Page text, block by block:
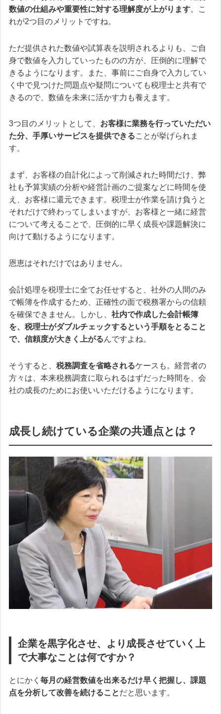
数値の仕組みや重要性に対する理解度が上がり ます。こ
れが2つ目のメリットですね。
ただ提供された数値や試算表を説明されるよりも、ご自
身で数値を入力していったものの方が、圧倒的に理解で
きるようになります。また、事前にご自身で入力してい
く中で見つけた問題点や疑問についても税理士と共有で
きるので、数値を未来に活かす力も養えます。
3つ目のメリットとして、 お客様に業務を行っていただい
た分、手厚いサービスを提供できることが挙げられま
す。
まず、お客様の自計化によって削減された時間だけ、弊
社も予算実績の分析や経営計画のご提案などに時間を使
え、お客様に還元できます。税理士が作業を請け負うと
それだけで終わってしまいますが、お客様と一緒に経営
について考えることで、圧倒的に早く成長や課題解決に
向けて動けるようになります。
恩恵はそれだけではありません。
会計処理を税理士に全てお任せすると、社外の人間のみ
で帳簿を作成するため、正確性の面で税務署からの信頼
を確保できません。しかし、 社内で作成した会計帳簿
を、税理士がダブルチェックするという手順をとること
で、信頼度が大きく上がるんですよね。
そうすると、 税務調査を省略されるケースも。経営者の
方々は、本来税務調査に取られるはずだった時間を、会
社の成長のためにお使いいただけるようになります。
成長し続けている企業の共通点とは？
企業を黒字化させ、より成長させていく上
で大事なことは何ですか？
とにかく 毎月の経営数値を出来るだけ早く把握し、課題
点を分析して改善を続けることだと思います。